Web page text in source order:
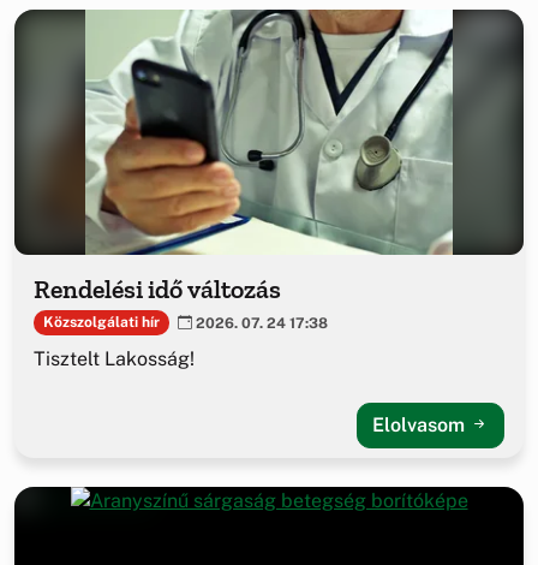
Rendelési idő változás
Közszolgálati hír 2026. 07. 24 17:38
Tisztelt Lakosság!
Elolvasom